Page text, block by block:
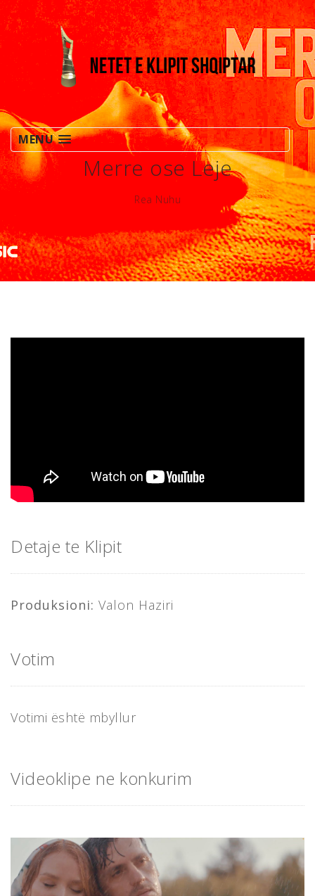
MENU
Merre ose Leje
Rea Nuhu
Detaje te Klipit
Produksioni: Valon Haziri
Votim
Votimi është mbyllur
Videoklipe ne konkurim